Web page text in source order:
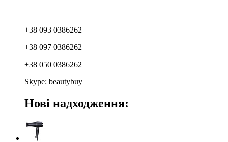
+38 093 0386262
+38 097 0386262
+38 050 0386262
Skype: beautybuy
Нові надходження: